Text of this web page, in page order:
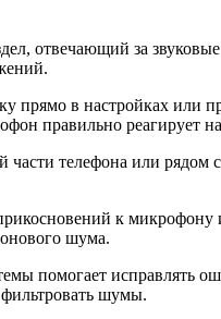
отвечающий за
прямо в настройках
правильно реагирует
телефона или рядом
к
шума.
помогает исправлять
фильтровать шумы.